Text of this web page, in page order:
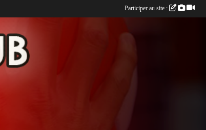
Participer au site :